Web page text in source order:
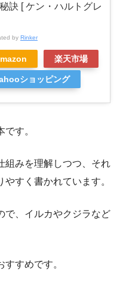
訣 [ ケン・ハルトグレ
by Rinker
楽天市場
ショッピング
す。
組みを理解しつつ、それ
すく書かれています。
で、イルカやクジラなど
すめです。